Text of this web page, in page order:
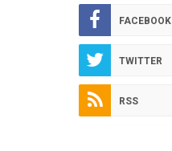
FACEBOOK
TWITTER
RSS